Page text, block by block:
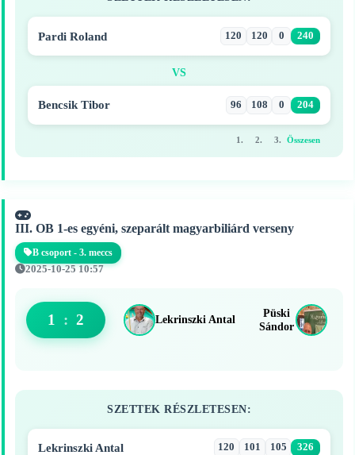
Pardi Roland 120 120 0 240
VS
Bencsik Tibor 96 108 0 204
1. 2. 3. Összesen
III. OB 1-es egyéni, szeparált magyarbiliárd verseny
B csoport - 3. meccs
2025-10-25 10:57
Lekrinszki Antal
1 : 2
Püski
Sándor
SZETTEK RÉSZLETESEN:
Lekrinszki Antal 120 101 105 326